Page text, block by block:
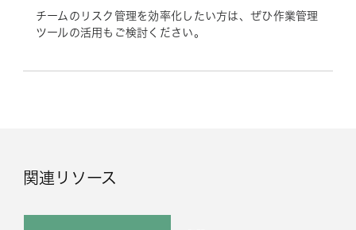
チームのリスク管理を効率化したい方は、ぜひ作業管理
ツールの活用もご検討ください。
関連リソース